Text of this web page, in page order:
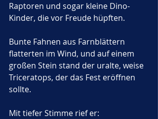
Raptoren und sogar kleine Dino-
Kinder, die vor Freude hüpften.
Bunte Fahnen aus Farnblättern
flatterten im Wind, und auf einem
großen Stein stand der uralte, weise
Triceratops, der das Fest eröffnen
sollte.
Mit tiefer Stimme rief er: